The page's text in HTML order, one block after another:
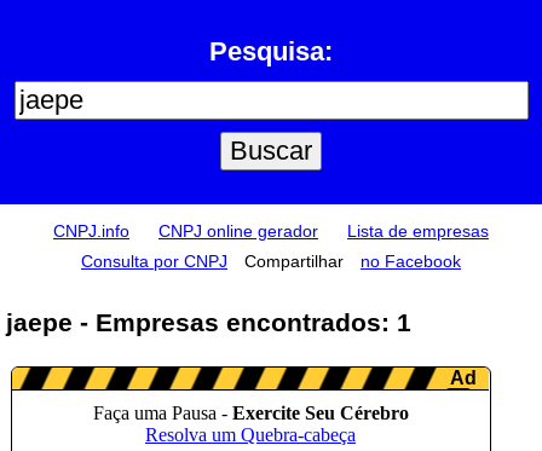
Pesquisa:
CNPJ.info CNPJ online gerador
Lista de empresas
Consulta por CNPJ
Compartilhar no Facebook
jaepe - Empresas encontrados: 1